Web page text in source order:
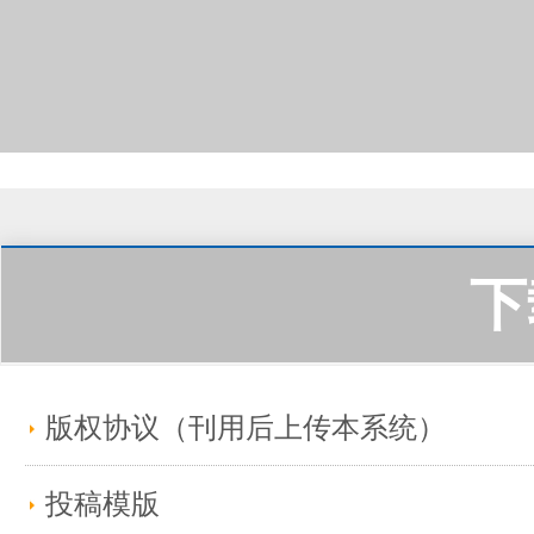
版权协议（刊用后上传本系统）
投稿模版